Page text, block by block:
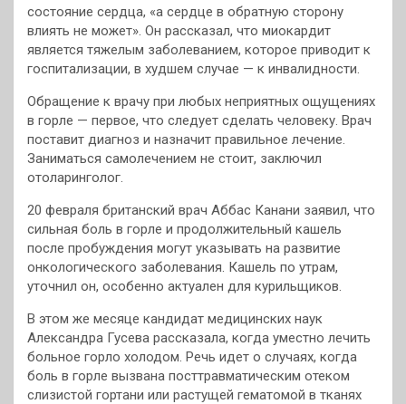
состояние сердца, «а сердце в обратную сторону
влиять не может». Он рассказал, что миокардит
является тяжелым заболеванием, которое приводит к
госпитализации, в худшем случае — к инвалидности.
Обращение к врачу при любых неприятных ощущениях
в горле — первое, что следует сделать человеку. Врач
поставит диагноз и назначит правильное лечение.
Заниматься самолечением не стоит, заключил
отоларинголог.
20 февраля британский врач Аббас Канани заявил, что
сильная боль в горле и продолжительный кашель
после пробуждения могут указывать на развитие
онкологического заболевания. Кашель по утрам,
уточнил он, особенно актуален для курильщиков.
В этом же месяце кандидат медицинских наук
Александра Гусева рассказала, когда уместно лечить
больное горло холодом. Речь идет о случаях, когда
боль в горле вызвана посттравматическим отеком
слизистой гортани или растущей гематомой в тканях